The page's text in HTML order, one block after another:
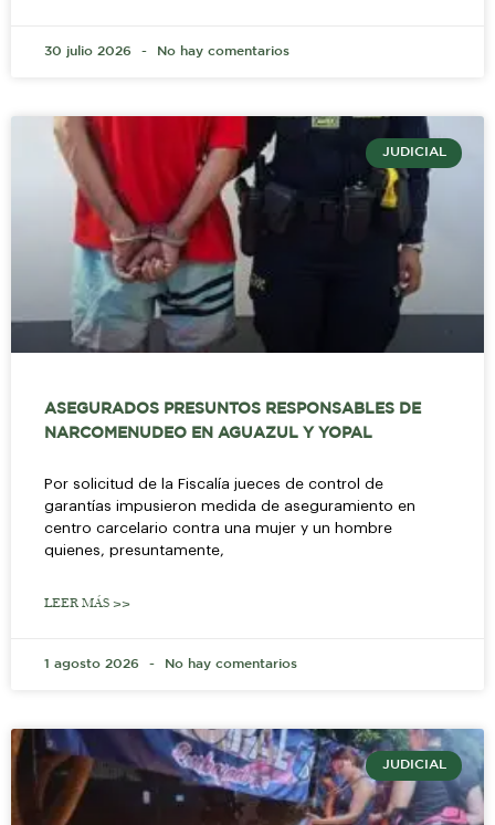
30 julio 2026 No hay comentarios
JUDICIAL
ASEGURADOS PRESUNTOS RESPONSABLES DE
NARCOMENUDEO EN AGUAZUL Y YOPAL
Por solicitud de la Fiscalía jueces de control de
garantías impusieron medida de aseguramiento en
centro carcelario contra una mujer y un hombre
quienes, presuntamente,
LEER MÁS >>
1 agosto 2026 No hay comentarios
JUDICIAL